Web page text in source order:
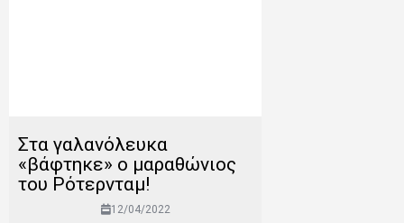
Στα γαλανόλευκα
«βάφτηκε» ο μαραθώνιος
του Ρότερνταμ!
12/04/2022